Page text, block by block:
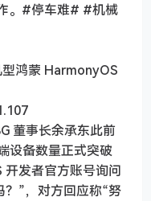
。#停车难# #机械
鸿蒙 HarmonyOS
董事长余承东此前
设备数量正式突破
发者官方账号询问
”，对方回应称“努